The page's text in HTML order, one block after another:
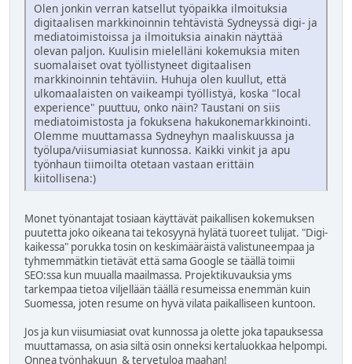
Olen jonkin verran katsellut työpaikka ilmoituksia
digitaalisen markkinoinnin tehtävistä Sydneyssä digi- ja
mediatoimistoissa ja ilmoituksia ainakin näyttää
olevan paljon. Kuulisin mielelläni kokemuksia miten
suomalaiset ovat työllistyneet digitaalisen
markkinoinnin tehtäviin. Huhuja olen kuullut, että
ulkomaalaisten on vaikeampi työllistyä, koska "local
experience" puuttuu, onko näin? Taustani on siis
mediatoimistosta ja fokuksena hakukonemarkkinointi.
Olemme muuttamassa Sydneyhyn maaliskuussa ja
työlupa/viisumiasiat kunnossa. Kaikki vinkit ja apu
työnhaun tiimoilta otetaan vastaan erittäin
kiitollisena:)
Monet työnantajat tosiaan käyttävät paikallisen kokemuksen
puutetta joko oikeana tai tekosyynä hylätä tuoreet tulijat. "Digi-
kaikessa" porukka tosin on keskimääräistä valistuneempaa ja
tyhmemmätkin tietävät että sama Google se täällä toimii
SEO:ssa kun muualla maailmassa. Projektikuvauksia yms
tarkempaa tietoa viljellään täällä resumeissa enemmän kuin
Suomessa, joten resume on hyvä vilata paikalliseen kuntoon.
Jos ja kun viisumiasiat ovat kunnossa ja olette joka tapauksessa
muuttamassa, on asia siltä osin onneksi kertaluokkaa helpompi.
Onnea työnhakuun & tervetuloa maahan!